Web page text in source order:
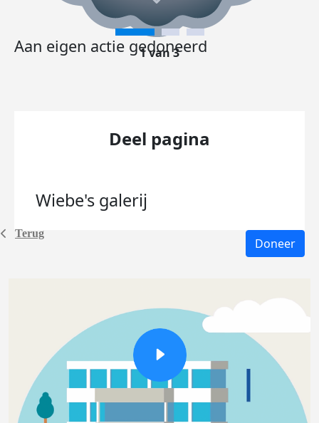
Terug
Aan eigen actie gedoneerd
1 van 3
Deel pagina
Wiebe's galerij
Doneer